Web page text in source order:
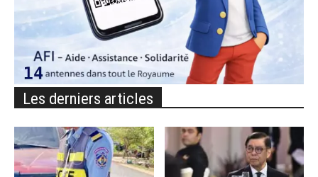
Les derniers articles